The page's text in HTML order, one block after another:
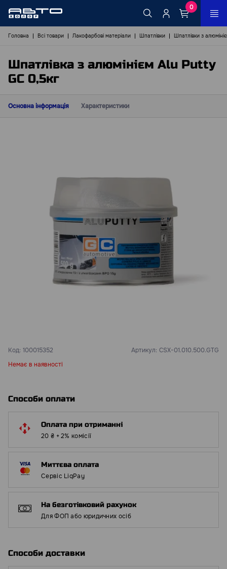
0
Головна Всі товари Лакофарбові матеріали Шпатлівки Шпатлівки з
Шпатлівка з алюмінієм Alu Putty
GC 0,5кг
Основна інформація Характеристики
Код: 100015352 Артикул: CSX-01.010.500.GTG
Немає в наявності
Способи оплати
Оплата при отриманні
20 ₴ + 2% комісії
Миттєва оплата
Сервіс LiqPay
На безготівковий рахунок
Для ФОП або юридичних осіб
Способи доставки